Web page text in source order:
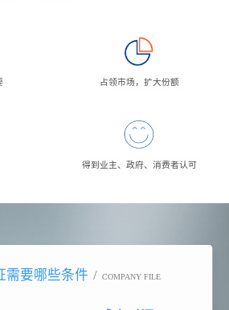
占领市场，扩大份额
得到业主、政府、消费者认可
需要哪些条件 / COMPANY FILE